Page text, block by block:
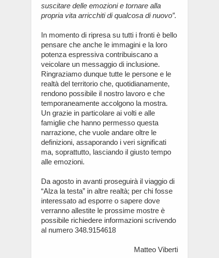
suscitare delle emozioni e tornare alla
propria vita arricchiti di qualcosa di nuovo”.
In momento di ripresa su tutti i fronti è bello
pensare che anche le immagini e la loro
potenza espressiva contribuiscano a
veicolare un messaggio di inclusione.
Ringraziamo dunque tutte le persone e le
realtà del territorio che, quotidianamente,
rendono possibile il nostro lavoro e che
temporaneamente accolgono la mostra.
Un grazie in particolare ai volti e alle
famiglie che hanno permesso questa
narrazione, che vuole andare oltre le
definizioni, assaporando i veri significati
ma, soprattutto, lasciando il giusto tempo
alle emozioni.
Da agosto in avanti proseguirà il viaggio di
“Alza la testa” in altre realtà; per chi fosse
interessato ad esporre o sapere dove
verranno allestite le prossime mostre è
possibile richiedere informazioni scrivendo
al numero 348.9154618
Matteo Viberti